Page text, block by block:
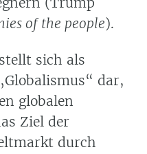
of the people).
sich als
dar,
globalen
Ziel der
durch